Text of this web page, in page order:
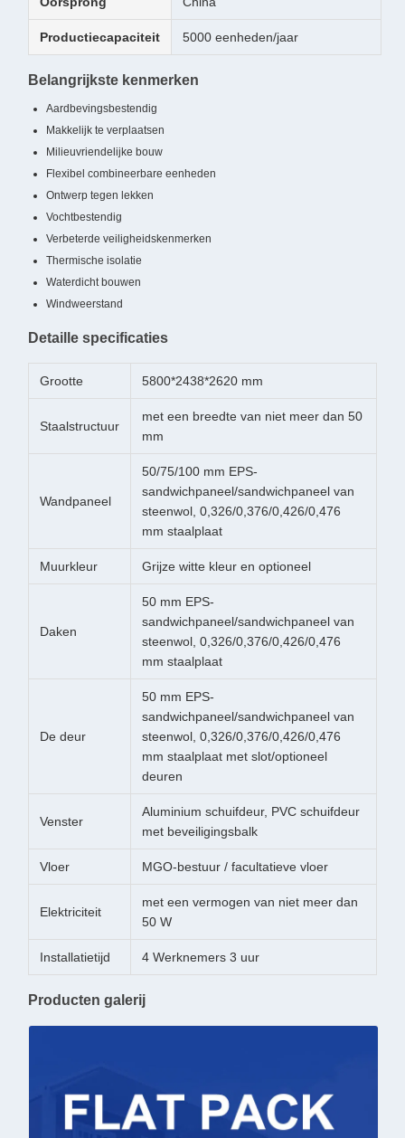
Productiecapaciteit 5000 eenheden/jaar
Belangrijkste kenmerken
Aardbevingsbestendig
Makkelijk te verplaatsen
Milieuvriendelijke bouw
Flexibel combineerbare eenheden
Ontwerp tegen lekken
Vochtbestendig
Verbeterde veiligheidskenmerken
Thermische isolatie
Waterdicht bouwen
Windweerstand
Detaille specificaties
Grootte 5800*2438*2620 mm
Staalstructuur
met een breedte van niet meer dan 50
mm
Wandpaneel
50/75/100 mm EPS-
sandwichpaneel/sandwichpaneel van
steenwol, 0,326/0,376/0,426/0,476
mm staalplaat
Muurkleur Grijze witte kleur en optioneel
Daken
50 mm EPS-
sandwichpaneel/sandwichpaneel van
steenwol, 0,326/0,376/0,426/0,476
mm staalplaat
De deur
50 mm EPS-
sandwichpaneel/sandwichpaneel van
steenwol, 0,326/0,376/0,426/0,476
mm staalplaat met slot/optioneel
deuren
Venster
Aluminium schuifdeur, PVC schuifdeur
met beveiligingsbalk
Vloer MGO-bestuur / facultatieve vloer
Elektriciteit
met een vermogen van niet meer dan
50 W
Installatietijd 4 Werknemers 3 uur
Producten galerij